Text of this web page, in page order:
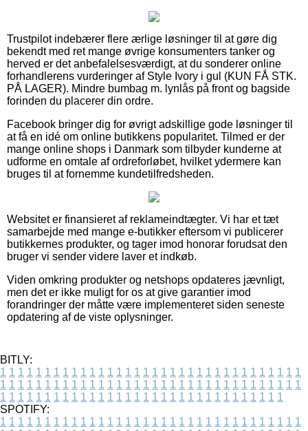
Trustpilot indebærer flere ærlige løsninger til at gøre dig
bekendt med ret mange øvrige konsumenters tanker og
herved er det anbefalelsesværdigt, at du sonderer online
forhandlerens vurderinger af Style Ivory i gul (KUN FÅ STK.
PÅ LAGER). Mindre bumbag m. lynlås på front og bagside
forinden du placerer din ordre.
Facebook bringer dig for øvrigt adskillige gode løsninger til
at få en idé om online butikkens popularitet. Tilmed er der
mange online shops i Danmark som tilbyder kunderne at
udforme en omtale af ordreforløbet, hvilket ydermere kan
bruges til at fornemme kundetilfredsheden.
Websitet er finansieret af reklameindtægter. Vi har et tæt
samarbejde med mange e-butikker eftersom vi publicerer
butikkernes produkter, og tager imod honorar forudsat den
bruger vi sender videre laver et indkøb.
Viden omkring produkter og netshops opdateres jævnligt,
men det er ikke muligt for os at give garantier imod
forandringer der måtte være implementeret siden seneste
opdatering af de viste oplysninger.
BITLY:
1 1 1 1 1 1 1 1 1 1 1 1 1 1 1 1 1 1 1 1 1 1 1 1 1 1 1 1 1 1 1 1 1 1
1 1 1 1 1 1 1 1 1 1 1 1 1 1 1 1 1 1 1 1 1 1 1 1 1 1 1 1 1 1 1 1 1 1
1 1 1 1 1 1 1 1 1 1 1 1 1 1 1 1 1 1 1 1 1 1 1 1 1 1 1 1 1 1 1 1
SPOTIFY:
1 1 1 1 1 1 1 1 1 1 1 1 1 1 1 1 1 1 1 1 1 1 1 1 1 1 1 1 1 1 1 1 1 1